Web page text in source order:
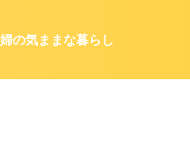
の気ままな暮らし